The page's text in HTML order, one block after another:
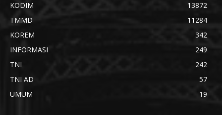
KODIM
13872
TMMD
11284
KOREM
342
INFORMASI
249
TNI
242
TNI AD
57
UMUM
19